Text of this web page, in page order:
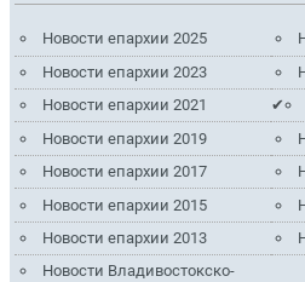
Новости епархии 2025
Новости епархии 2023
Новости епархии 2021
Новости епархии 2019
Новости епархии 2017
Новости епархии 2015
Новости епархии 2013
Новости Владивостокско-